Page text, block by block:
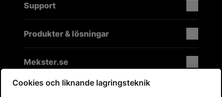
Support
Produkter & lösningar
Mekster.se
Cookies och liknande lagringsteknik